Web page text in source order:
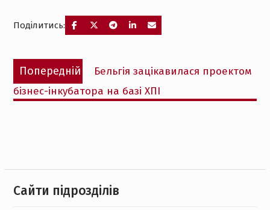
Поділитись:
Навігація
записів
Попередній
Попередній
запис:
Бельгія зацікавилася проектом
бізнес-інкубатора на базі ХПІ
Cайти підрозділів